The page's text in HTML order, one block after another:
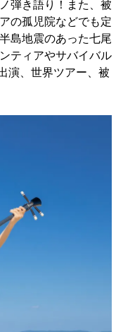
弾き語り！また、被
の孤児院などでも定
島地震のあった七尾
ティアやサバイバル
演、世界ツアー、被